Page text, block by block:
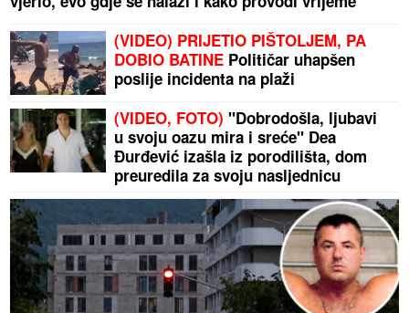
(VIDEO) PRIJETIO PIŠTOLJEM, PA
DOBIO BATINE Političar uhapšen
poslije incidenta na plaži
(VIDEO, FOTO) "Dobrodošla, ljubavi
u svoju oazu mira i sreće" Dea
Đurđević izašla iz porodilišta, dom
preuredila za svoju nasljednicu